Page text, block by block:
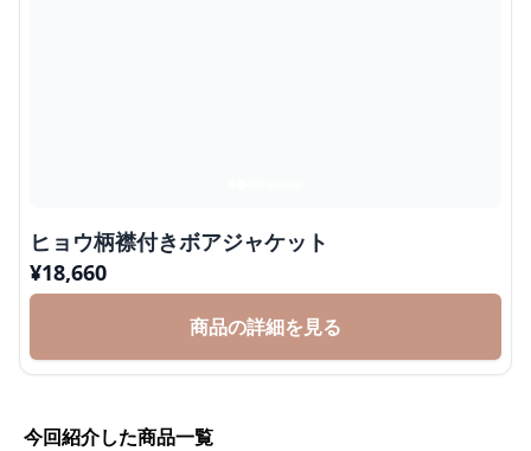
ヒョウ柄襟付きボアジャケット
¥18,660
商品の詳細を見る
今回紹介した商品一覧